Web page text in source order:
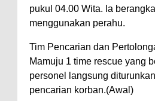
pukul 04.00 Wita. Ia
menggunakan perahu.
Tim Pencarian dan
Mamuju 1 time rescue yang
personel langsung
pencarian korban.(Awal)